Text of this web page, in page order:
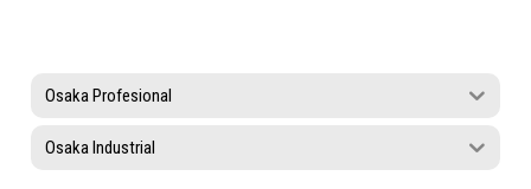
Osaka Profesional
Osaka Industrial